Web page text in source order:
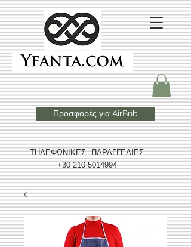
ΤΗΛΕΦΩΝΙΚΕΣ ΠΑΡΑΓΓΕΛΙΕΣ
+30 210 5014994
Προσφορές για AirBnb